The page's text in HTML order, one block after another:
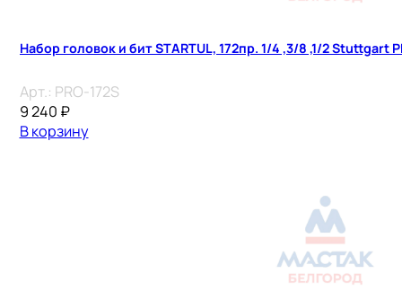
Набор головок и бит STARTUL, 172пр. 1/4 ,3/8 ,1/2 Stuttgart
Арт.: PRO-172S
9 240 ₽
В корзину